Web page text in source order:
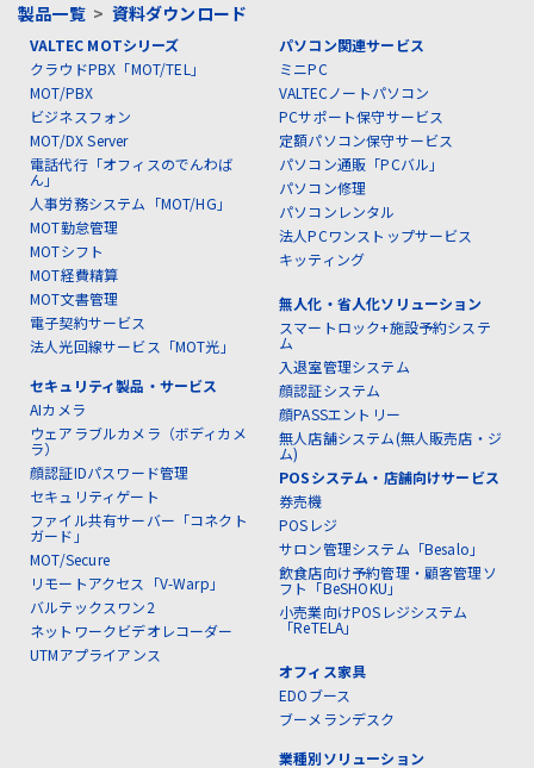
製品一覧> 資料ダウンロード
VALTEC MOTシリーズ
クラウドPBX「MOT/TEL」
MOT/PBX
ビジネスフォン
MOT/DX Server
電話代行「オフィスのでんわば
ん」
人事労務システム「MOT/HG」
MOT勤怠管理
MOTシフト
MOT経費精算
MOT文書管理
電子契約サービス
法人光回線サービス「MOT光」
セキュリティ製品・サービス
AIカメラ
ウェアラブルカメラ（ボディカメ
ラ）
顔認証IDパスワード管理
セキュリティゲート
ファイル共有サーバー「コネクト
ガード」
MOT/Secure
リモートアクセス「V-Warp」
バルテックスワン2
ネットワークビデオレコーダー
UTMアプライアンス
パソコン関連サービス
ミニPC
VALTECノートパソコン
PCサポート保守サービス
定額パソコン保守サービス
パソコン通販「PCバル」
パソコン修理
パソコンレンタル
法人PCワンストップサービス
キッティング
無人化・省人化ソリューション
スマートロック+施設予約システ
ム
入退室管理システム
顔認証システム
顔PASSエントリー
無人店舗システム(無人販売店・ジ
ム)
POSシステム・店舗向けサービス
券売機
POSレジ
サロン管理システム「Besalo」
飲食店向け予約管理・顧客管理ソ
フト「BeSHOKU」
小売業向けPOSレジシステム
「ReTELA」
オフィス家具
EDOブース
ブーメランデスク
業種別ソリューション